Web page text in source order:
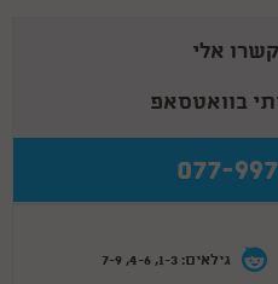
אלי
בוואטסאפ
077-
גילאים: 1-3, 4-6, 7-9